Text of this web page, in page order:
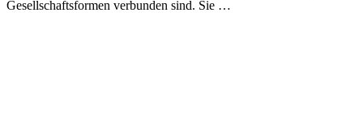
Gesellschaftsformen verbunden sind. Sie …